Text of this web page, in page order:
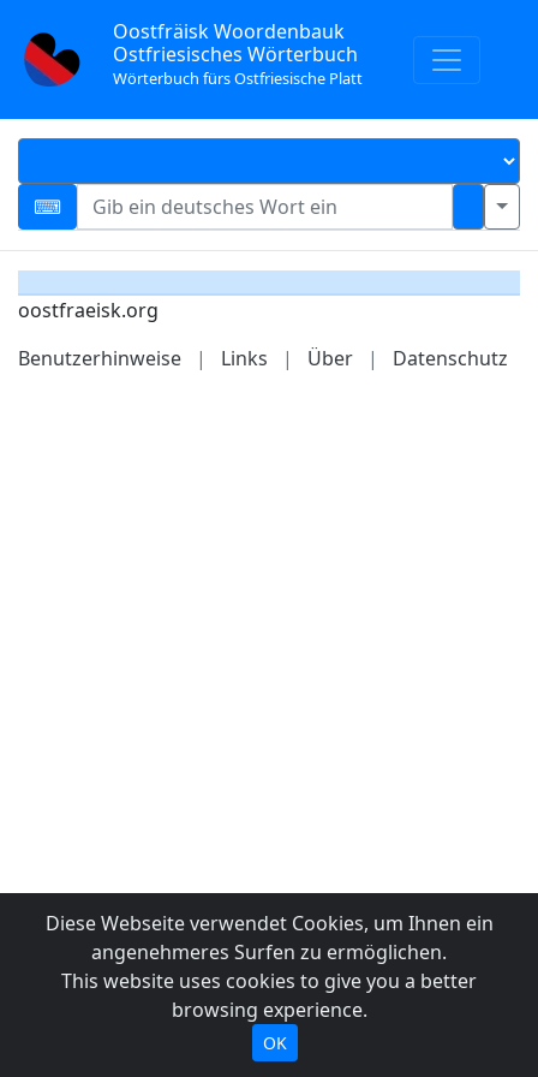
Oostfräisk Woordenbauk
Ostfriesisches Wörterbuch
Wörterbuch fürs Ostfriesische Platt
oostfraeisk.org
Benutzerhinweise
| Links | Über | Datenschutz
Diese Webseite verwendet Cookies, um Ihnen ein
angenehmeres Surfen zu ermöglichen.
This website uses cookies to give you a better
browsing experience.
OK